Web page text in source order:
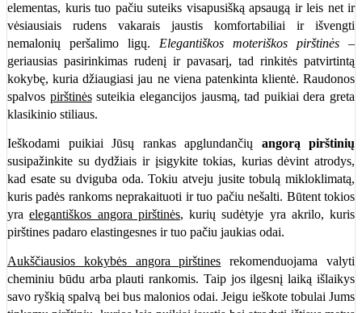
elementas, kuris tuo pačiu suteiks visapusišką apsaugą ir leis net ir
vėsiausiais rudens vakarais jaustis komfortabiliai ir išvengti
nemalonių peršalimo ligų. Elegantiškos moteriškos pirštinės –
geriausias pasirinkimas rudenį ir pavasarį, tad rinkitės patvirtintą
kokybę, kuria džiaugiasi jau ne viena patenkinta klientė. Raudonos
spalvos pirštinėssuteikia elegancijos jausmą, tad puikiai dera greta
klasikinio stiliaus.
Ieškodami puikiai Jūsų rankas apglundančių angorą pirštinių
susipažinkite su dydžiais ir įsigykite tokias, kurias dėvint atrodys,
kad esate su dviguba oda. Tokiu atveju jusite tobulą mikloklimatą,
kuris padės rankoms neprakaituoti ir tuo pačiu nešalti. Būtent tokios
yraelegantiškos angora pirštinės, kurių sudėtyje yra akrilo, kuris
pirštines padaro elastingesnes ir tuo pačiu jaukias odai.
Aukščiausios kokybės angora pirštines rekomenduojama valyti
cheminiu būdu arba plauti rankomis. Taip jos ilgesnį laiką išlaikys
savo ryškią spalvą bei bus malonios odai. Jeigu ieškote tobulai Jums